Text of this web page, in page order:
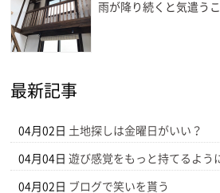
雨が降り続くと気遣う
最新記事
04月02日 土地探しは金曜日がいい？
04月04日 遊び感覚をもっと持てるよう
04月02日 ブログで笑いを貰う